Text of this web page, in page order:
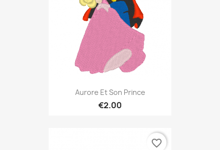
Aurore Et Son Prince
€2.00
favorite_border